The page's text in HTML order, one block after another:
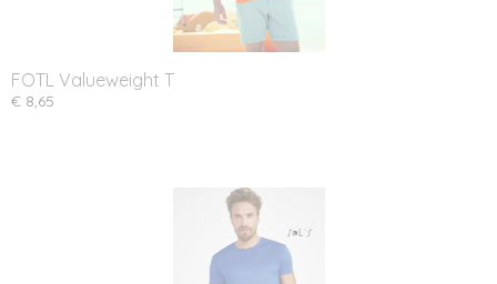
FOTL Valueweight T
€ 8,65